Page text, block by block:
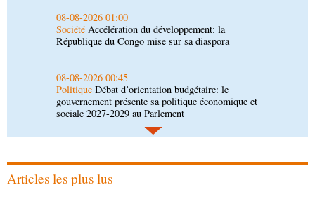
08-08-2026 00:45
PolitiqueDébat d’orientation budgétaire: le
gouvernement présente sa politique économique et
08-08-2026 00:30
SociétéAssainissement et développement local :
les Nations unies réitèrent leur soutien au Congo
07-08-2026 11:03
des Congolais de la diaspora en Coupes d'Europe
(matches aller du 3e tour)
Articles les plus lus